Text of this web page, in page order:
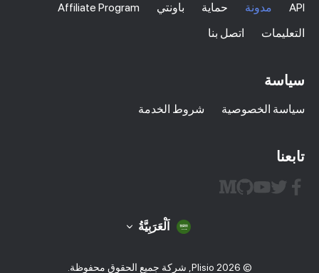
API مدونة حماية باونتي
Affiliate Program
التعليمات
اتصل بنا
سياسة
سياسة الخصوصية شروط الخدمة
تابعنا
اَلْعَرَبِيَّةُ
© 2026 Plisio, شركة جميع الحقوق محفوظة.